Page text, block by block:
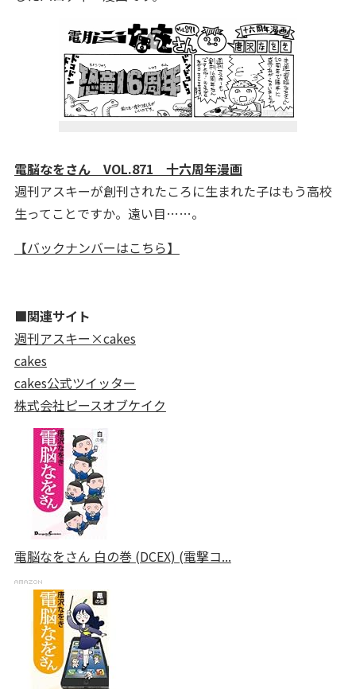
電脳なをさん VOL.871 十六周年漫画
週刊アスキーが創刊されたころに生まれた子はもう高校
生ってことですか。遠い目……。
【バックナンバーはこちら】
■関連サイト
週刊アスキー×cakes
cakes
cakes公式ツイッター
株式会社ピースオブケイク
電脳なをさん 白の巻 (DCEX) (電撃コ...